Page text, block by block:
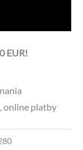
EUR!
online platby